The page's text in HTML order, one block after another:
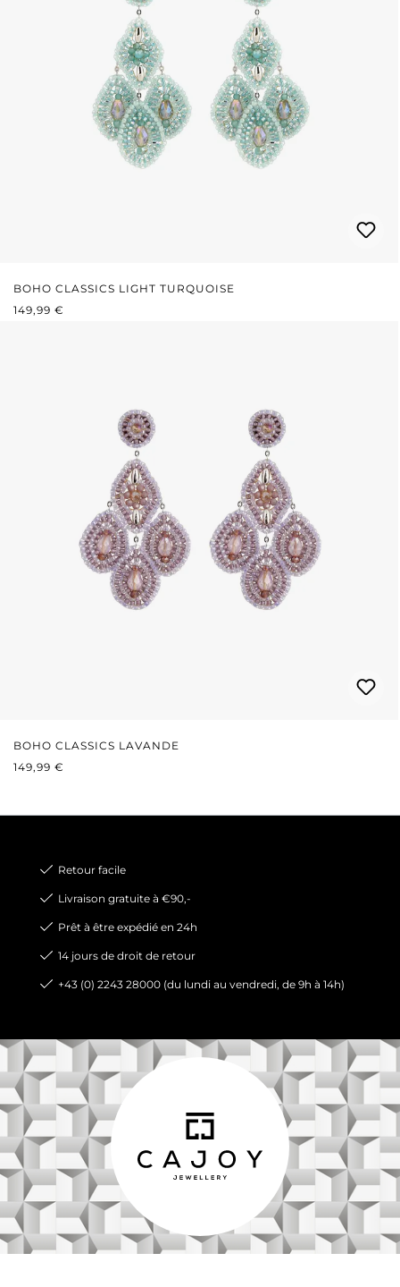
BOHO CLASSICS LIGHT TURQUOISE
PRIX RÉGULIER :
149,99 €
BOHO CLASSICS LAVANDE
PRIX RÉGULIER :
149,99 €
Retour facile
Livraison gratuite à €90,-
Prêt à être expédié en 24h
14 jours de droit de retour
+43 (0) 2243 28000 (du lundi au vendredi, de 9h à 14h)